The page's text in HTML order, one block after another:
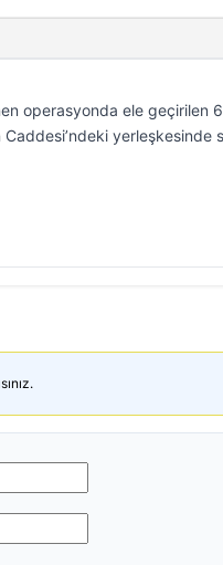
operasyonda ele geçirilen
yerleşkesinde